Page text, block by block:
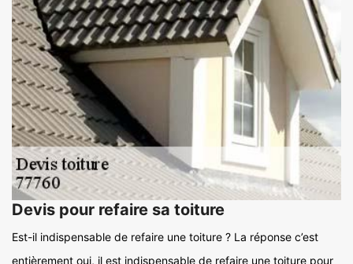
Devis pour refaire sa toiture
Est-il indispensable de refaire une toiture ? La réponse c’est
entièrement oui, il est indispensable de refaire une toiture pour